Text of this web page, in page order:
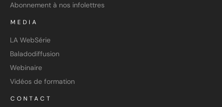
Abonnement à nos infolettres
MEDIA
LA WebSérie
Baladodiffusion
Webinaire
Vidéos de formation
CONTACT